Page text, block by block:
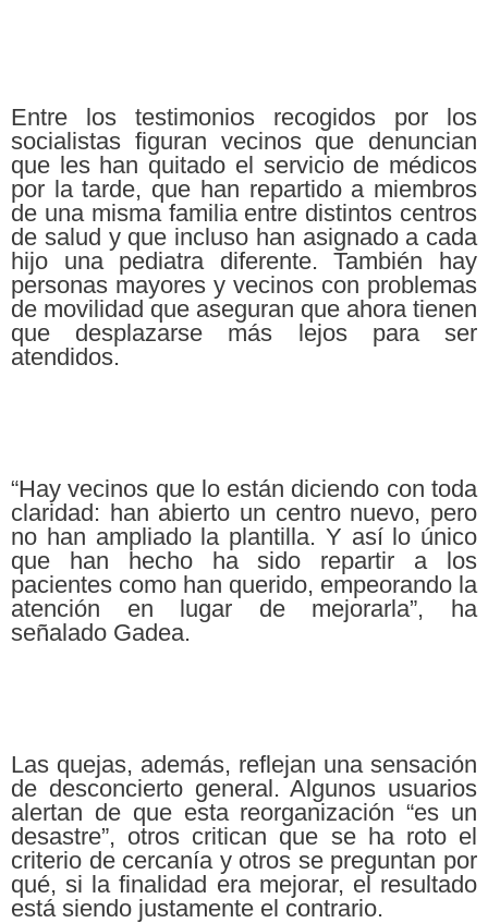
Entre los testimonios recogidos por los
socialistas figuran vecinos que denuncian
que les han quitado el servicio de médicos
por la tarde, que han repartido a miembros
de una misma familia entre distintos centros
de salud y que incluso han asignado a cada
hijo una pediatra diferente. También hay
personas mayores y vecinos con problemas
de movilidad que aseguran que ahora tienen
que desplazarse más lejos para ser
atendidos.
“Hay vecinos que lo están diciendo con toda
claridad: han abierto un centro nuevo, pero
no han ampliado la plantilla. Y así lo único
que han hecho ha sido repartir a los
pacientes como han querido, empeorando la
atención en lugar de mejorarla”, ha
señalado Gadea.
Las quejas, además, reflejan una sensación
de desconcierto general. Algunos usuarios
alertan de que esta reorganización “es un
desastre”, otros critican que se ha roto el
criterio de cercanía y otros se preguntan por
qué, si la finalidad era mejorar, el resultado
está siendo justamente el contrario.